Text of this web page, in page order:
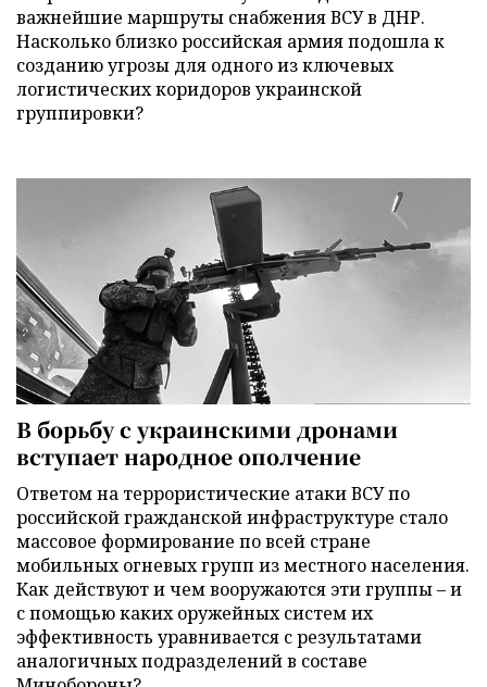
важнейшие маршруты снабжения ВСУ в ДНР.
Насколько близко российская армия подошла к
созданию угрозы для одного из ключевых
логистических коридоров украинской
группировки?
В борьбу с украинскими дронами
вступает народное ополчение
Ответом на террористические атаки ВСУ по
российской гражданской инфраструктуре стало
массовое формирование по всей стране
мобильных огневых групп из местного населения.
Как действуют и чем вооружаются эти группы – и
с помощью каких оружейных систем их
эффективность уравнивается с результатами
аналогичных подразделений в составе